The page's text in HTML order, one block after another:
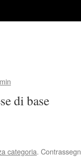
di base
categoria.